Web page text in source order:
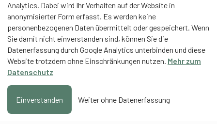
Analytics. Dabei wird Ihr Verhalten auf der Website in
anonymisierter Form erfasst. Es werden keine
personenbezogenen Daten übermittelt oder gespeichert. Wenn
Sie damit nicht einverstanden sind, können Sie die
Datenerfassung durch Google Analytics unterbinden und diese
Website trotzdem ohne Einschränkungen nutzen. Mehr zum
Datenschutz
Einverstanden Weiter ohne Datenerfassung
Contentpartner
Eidgenössische Hochschule für Sport Magglingen
EHSM